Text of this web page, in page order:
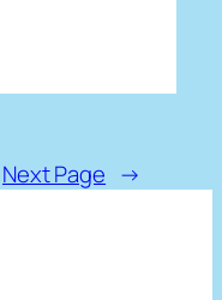
Next Page →